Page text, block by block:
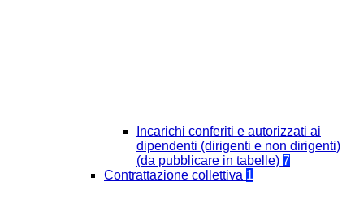
Incarichi conferiti e autorizzati ai
dipendenti (dirigenti e non dirigenti)
(da pubblicare in tabelle) 7
Contrattazione collettiva 1